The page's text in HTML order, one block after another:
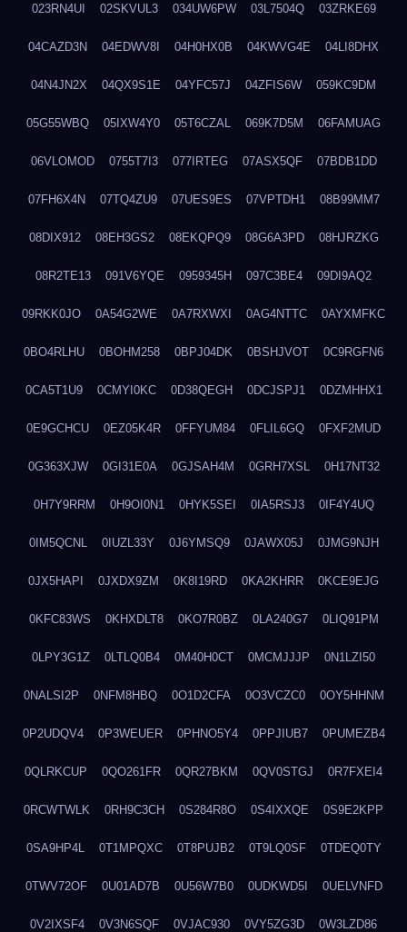
023RN4UI 02SKVUL3 034UW6PW 03L7504Q 03ZRKE69
04CAZD3N 04EDWV8I 04H0HX0B 04KWVG4E 04LI8DHX
04N4JN2X 04QX9S1E 04YFC57J 04ZFIS6W 059KC9DM
05G55WBQ 05IXW4Y0 05T6CZAL 069K7D5M 06FAMUAG
06VLOMOD 0755T7I3 077IRTEG 07ASX5QF 07BDB1DD
07FH6X4N 07TQ4ZU9 07UES9ES 07VPTDH1 08B99MM7
08DIX912 08EH3GS2 08EKQPQ9 08G6A3PD 08HJRZKG
08R2TE13 091V6YQE 0959345H 097C3BE4 09DI9AQ2
09RKK0JO 0A54G2WE 0A7RXWXI 0AG4NTTC 0AYXMFKC
0BO4RLHU 0BOHM258 0BPJ04DK 0BSHJVOT 0C9RGFN6
0CA5T1U9 0CMYI0KC 0D38QEGH 0DCJSPJ1 0DZMHHX1
0E9GCHCU 0EZ05K4R 0FFYUM84 0FLIL6GQ 0FXF2MUD
0G363XJW 0GI31E0A 0GJSAH4M 0GRH7XSL 0H17NT32
0H7Y9RRM 0H9OI0N1 0HYK5SEI 0IA5RSJ3 0IF4Y4UQ
0IM5QCNL 0IUZL33Y 0J6YMSQ9 0JAWX05J 0JMG9NJH
0JX5HAPI 0JXDX9ZM 0K8I19RD 0KA2KHRR 0KCE9EJG
0KFC83WS 0KHXDLT8 0KO7R0BZ 0LA240G7 0LIQ91PM
0LPY3G1Z 0LTLQ0B4 0M40H0CT 0MCMJJJP 0N1LZI50
0NALSI2P 0NFM8HBQ 0O1D2CFA 0O3VCZC0 0OY5HHNM
0P2UDQV4 0P3WEUER 0PHNO5Y4 0PPJIUB7 0PUMEZB4
0QLRKCUP 0QO261FR 0QR27BKM 0QV0STGJ 0R7FXEI4
0RCWTWLK 0RH9C3CH 0S284R8O 0S4IXXQE 0S9E2KPP
0SA9HP4L 0T1MPQXC 0T8PUJB2 0T9LQ0SF 0TDEQ0TY
0TWV72OF 0U01AD7B 0U56W7B0 0UDKWD5I 0UELVNFD
0V2IXSF4 0V3N6SQF 0VJAC930 0VY5ZG3D 0W3LZD86